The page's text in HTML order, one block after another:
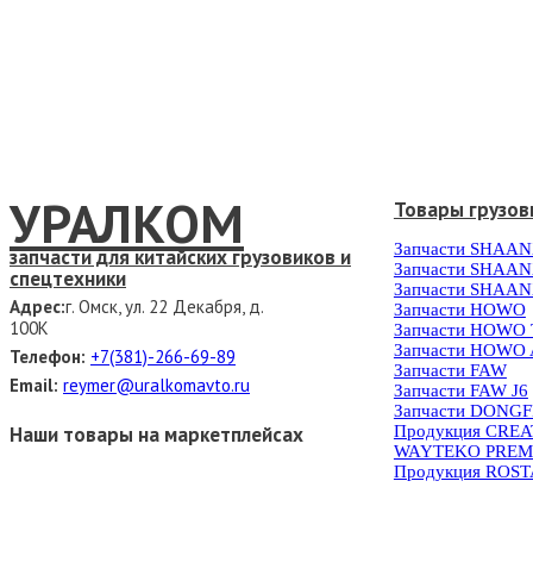
УРАЛКОМ
запчасти для китайских грузовиков и
спецтехники
Адрес:г. Омск, ул. 22 Декабря, д.
100К
Телефон: +7(381)-266-69-89
Email: reymer@uralkomavto.ru
Наши товары на маркетплейсах
Товары
Запчасти
Запчасти
Запчасти
Запчасти HOWO
Запчасти HOWO
Запчасти HOWO
Запчасти FAW
Запчасти FAW J6
Запчасти
Продукция
WAYTEKO
Продукция